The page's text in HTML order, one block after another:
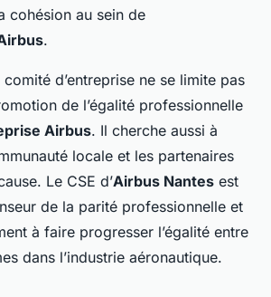
cohésion au sein de
.
comité d’entreprise ne se limite pas
de l’égalité professionnelle
Airbus. Il cherche aussi à
locale et les partenaires
Le CSE d’Airbus Nantes est
de la parité professionnelle et
à faire progresser l’égalité entre
dans l’industrie aéronautique.